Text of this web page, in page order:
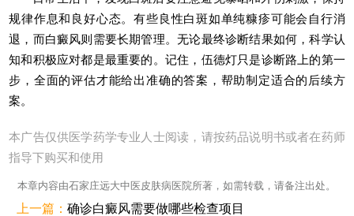
规律作息和良好心态。有些良性白斑如单纯糠疹可能会自行消
退，而白癜风则需要长期管理。无论最终诊断结果如何，科学认
知和积极应对都是最重要的。记住，伍德灯只是诊断路上的第一
步，全面的评估才能给出准确的答案，帮助制定适合的后续方
案。
本广告仅供医学药学专业人士阅读，请按药品说明书或者在药师
指导下购买和使用
本章内容由石家庄远大中医皮肤病医院所著，如需转载，请备注出处。
上一篇：确诊白癜风需要做哪些检查项目